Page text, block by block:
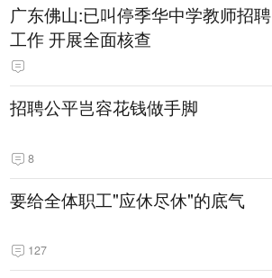
广东佛山:已叫停季华中学教师招聘
工作 开展全面核查
招聘公平岂容花钱做手脚
8
要给全体职工"应休尽休"的底气
127